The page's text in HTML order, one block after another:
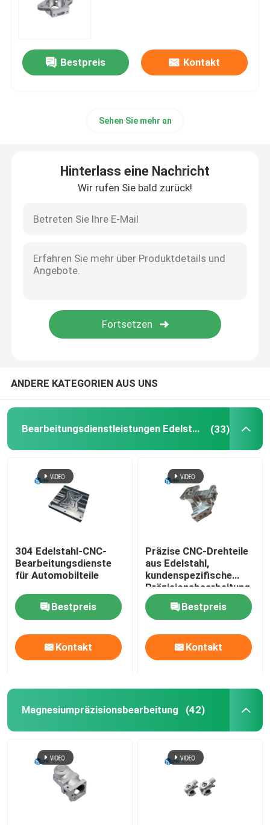
Bearbeitungsdienstleistungen Edelstahl CNC
Maschinelle Bearbeitung CNC der geringen Lautstärke
Blechbearbeitungsdienst
Cnc-Prägeservice
Plastikspritzenservice
Vakuumguss und schnelle Prototypenfertigung
Benutzerdefinierte 3D-Druckdienste
Dienstleistungen im Bereich der Aluminium-Extrusion
Wire EDM-Dienstleistungen
Oberflächenbehandlungsdienstleistungen
Bestpreis Kontakt
Sehen Sie mehr an
Hinterlass eine Nachricht
Wir rufen Sie bald zurück!
ANDERE KATEGORIEN AUS UNS
Bearbeitungsdienstleistungen Edelstahl CNC (33)
304 Edelstahl-CNC-
Bearbeitungsdienste
für Automobilteile
Bestpreis
Kontakt
Präzise CNC-Drehteile
aus Edelstahl,
kundenspezifische
Präzisionsbearbeitung
Bestpreis
Kontakt
Magnesiumpräzisionsbearbeitung (42)